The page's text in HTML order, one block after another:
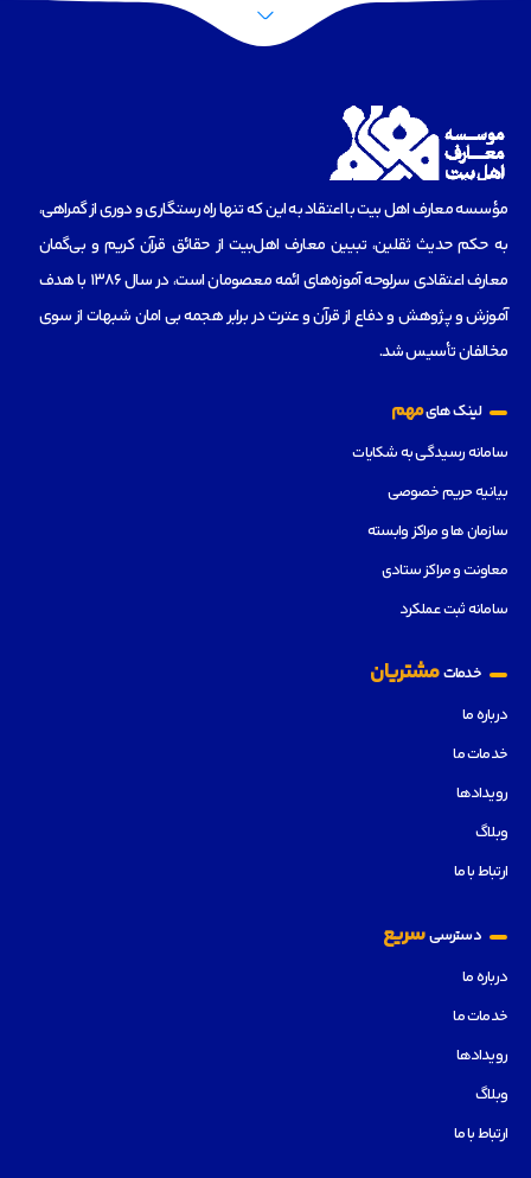
مؤسسه‌ معارف اهل بیت با اعتقاد به این که تنها راه رستگاری و دوری از گمراهی،
به حکم حدیث ثقلین، تبیین معارف اهل‌بیت از حقائق قرآن کریم و بی‌گمان
معارف اعتقادی سرلوحه آموزه‌های ائمه معصومان است، در سال 1386 با هدف
آموزش و پژوهش و دفاع از قرآن و عترت در برابر هجمه بی امان شبهات از سوی
مخالفان تأسیس شد.
لینک هایمهم
سامانه رسیدگی به شکایات
بیانیه حریم خصوصی
سازمان ها و مراکز وابسته
معاونت و مراکز ستادی
سامانه ثبت عملکرد
خدماتمشتریان
درباره ما
خدمات ما
رویدادها
وبلاگ
ارتباط با ما
دسترسیسریع
درباره ما
خدمات ما
رویدادها
وبلاگ
ارتباط با ما